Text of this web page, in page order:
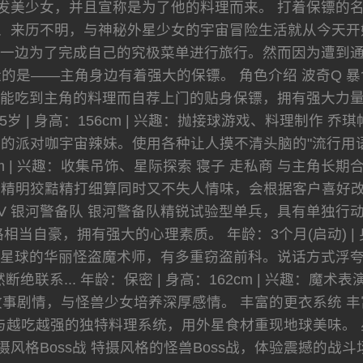
美少女，并且宣称是为了他的料理而来。 打着保镖的
来历不明，与神秘外星少女的宇宙冒险生活就从今天
边为了完成自己的究极菜单进行旅行。然而因为遭到
是——主角身边有着强大的保镖。 角色介绍 波奇Q
吃到主角的料理而自荐上门的贴身保镖，拥有强大力
岁 | 身高：156cm | 兴趣：抛接球游戏、料理制作 乔
派对咖宇宙辣妹。使用各种让人摸不清头脑的"流行
| 兴趣：收集吊饰、星际探索 寝子 走私商 与主角长期
明狡黠精打细算同时又不失人情味，会根据客户喜好
银河警备队 银河警备队精锐试验型单兵，具有单独行
当自豪，拥有强大的心理素质。 年龄：3个月(启动)
球的华丽怪盗魔术师，有多重窃盗前科。说话方式浮
断绝联系... 年龄：保密 | 身高：162cm | 兴趣：魔术
剧情，与怪兽少女培养深厚感情。 丰富的更衣系统
越吃越强的独特料理系统，用外星食材重现地球美味
风格Boss战 特摄风格的怪兽Boss战，体验震撼的战